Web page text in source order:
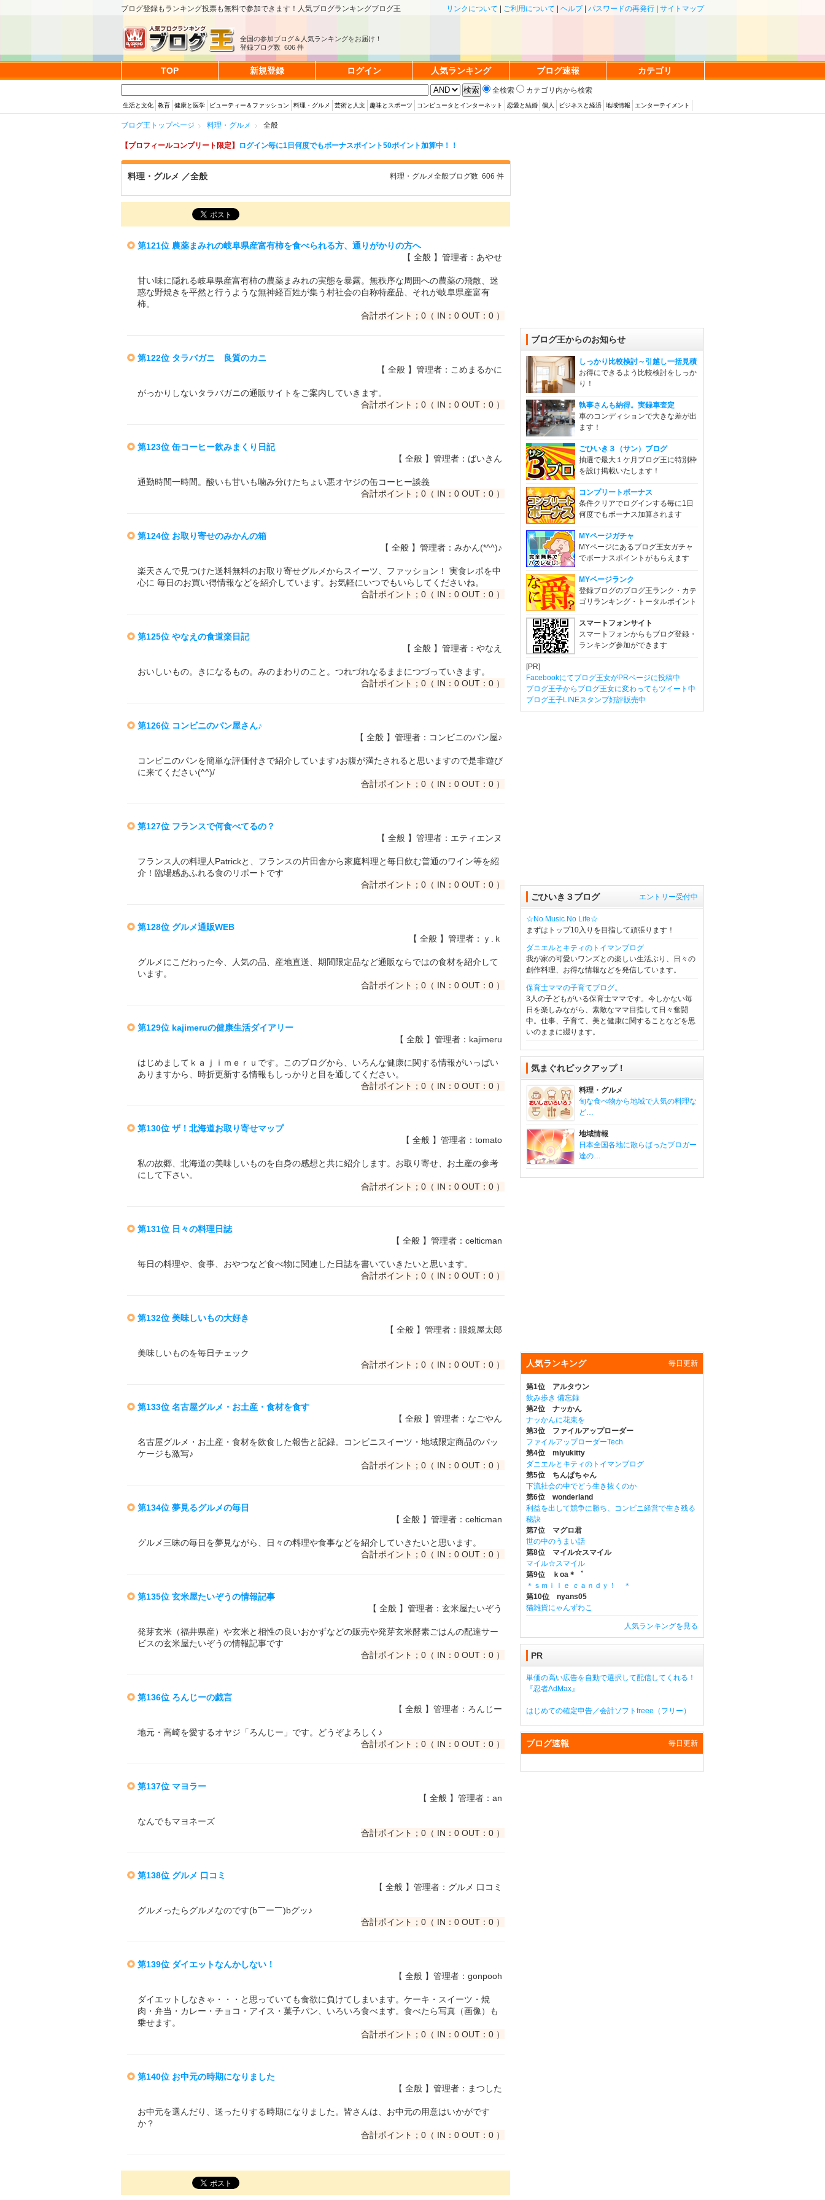
ブログ登録もランキング投票も無料で参加できます！人気ブログランキングブログ王 リンクについて ご利用について ヘルプ| パスワードの再発行 サイトマップ
全国の参加ブログ＆人気ランキングをお届け！
登録ブログ数 606 件
TOP 新規登録 ログイン 人気ランキング ブログ速報 カテゴリ
全検索 カテゴリ内から検索
生活と文化 教育 健康と医学 ビューティー＆ファッション 料理・グルメ 芸術と人文 趣味とスポーツ コンピュータとインターネット 恋愛と結婚 個人 ビジネスと経済 地域情報 エンターテイメント
ブログ王トップページ 料理・グルメ 全般
【プロフィールコンプリート限定】 ログイン毎に1日何度でもボーナスポイント50ポイント加算中！！
料理・グルメ ／全般 料理・グルメ全般ブログ数 606 件
第121位 農薬まみれの岐阜県産富有柿を食べられる方、通りがかりの方へ
【 全般 】管理者：あやせ
甘い味に隠れる岐阜県産富有柿の農薬まみれの実態を暴露。無秩序な周囲への農薬の飛散、迷
惑な野焼きを平然と行うような無神経百姓が集う村社会の自称特産品、それが岐阜県産富有
柿。
合計ポイント；0（ IN：0 OUT：0 ）
第122位 タラバガニ 良質のカニ
【 全般 】管理者：こめまるかに
がっかりしないタラバガニの通販サイトをご案内していきます。
合計ポイント；0（ IN：0 OUT：0 ）
第123位 缶コーヒー飲みまくり日記
【 全般 】管理者：ばいきん
通勤時間一時間。酸いも甘いも噛み分けたちょい悪オヤジの缶コーヒー談義
合計ポイント；0（ IN：0 OUT：0 ）
第124位 お取り寄せのみかんの箱
【 全般 】管理者：みかん(*^^)♪
楽天さんで見つけた送料無料のお取り寄せグルメからスイーツ、ファッション！ 実食レポを中
心に 毎日のお買い得情報などを紹介しています。お気軽にいつでもいらしてくださいね。
合計ポイント；0（ IN：0 OUT：0 ）
第125位 やなえの食道楽日記
【 全般 】管理者：やなえ
おいしいもの。きになるもの。みのまわりのこと。つれづれなるままにつづっていきます。
合計ポイント；0（ IN：0 OUT：0 ）
第126位 コンビニのパン屋さん♪
【 全般 】管理者：コンビニのパン屋♪
コンビニのパンを簡単な評価付きで紹介しています♪お腹が満たされると思いますので是非遊び
に来てください(^^)/
合計ポイント；0（ IN：0 OUT：0 ）
第127位 フランスで何食べてるの？
【 全般 】管理者：エティエンヌ
フランス人の料理人Patrickと、フランスの片田舎から家庭料理と毎日飲む普通のワイン等を紹
介！臨場感あふれる食のリポートです
合計ポイント；0（ IN：0 OUT：0 ）
第128位 グルメ通販WEB
【 全般 】管理者：ｙ.ｋ
グルメにこだわった今、人気の品、産地直送、期間限定品など通販ならではの食材を紹介して
います。
合計ポイント；0（ IN：0 OUT：0 ）
第129位 kajimeruの健康生活ダイアリー
【 全般 】管理者：kajimeru
はじめましてｋａｊｉｍｅｒｕです。このブログから、いろんな健康に関する情報がいっぱい
ありますから、時折更新する情報もしっかりと目を通してください。
合計ポイント；0（ IN：0 OUT：0 ）
第130位 ザ！北海道お取り寄せマップ
【 全般 】管理者：tomato
私の故郷、北海道の美味しいものを自身の感想と共に紹介します。お取り寄せ、お土産の参考
にして下さい。
合計ポイント；0（ IN：0 OUT：0 ）
第131位 日々の料理日誌
【 全般 】管理者：celticman
毎日の料理や、食事、おやつなど食べ物に関連した日誌を書いていきたいと思います。
合計ポイント；0（ IN：0 OUT：0 ）
第132位 美味しいもの大好き
【 全般 】管理者：眼鏡屋太郎
美味しいものを毎日チェック
合計ポイント；0（ IN：0 OUT：0 ）
第133位 名古屋グルメ・お土産・食材を食す
【 全般 】管理者：なごやん
名古屋グルメ・お土産・食材を飲食した報告と記録。コンビニスイーツ・地域限定商品のパッ
ケージも激写♪
合計ポイント；0（ IN：0 OUT：0 ）
第134位 夢見るグルメの毎日
【 全般 】管理者：celticman
グルメ三昧の毎日を夢見ながら、日々の料理や食事などを紹介していきたいと思います。
合計ポイント；0（ IN：0 OUT：0 ）
第135位 玄米屋たいぞうの情報記事
【 全般 】管理者：玄米屋たいぞう
発芽玄米（福井県産）や玄米と相性の良いおかずなどの販売や発芽玄米酵素ごはんの配達サー
ビスの玄米屋たいぞうの情報記事です
合計ポイント；0（ IN：0 OUT：0 ）
第136位 ろんじーの戯言
【 全般 】管理者：ろんじー
地元・高崎を愛するオヤジ「ろんじー」です。どうぞよろしく♪
合計ポイント；0（ IN：0 OUT：0 ）
第137位 マヨラー
【 全般 】管理者：an
なんでもマヨネーズ
合計ポイント；0（ IN：0 OUT：0 ）
第138位 グルメ 口コミ
【 全般 】管理者：グルメ 口コミ
グルメったらグルメなのです(b￣ー￣)bグッ♪
合計ポイント；0（ IN：0 OUT：0 ）
第139位 ダイエットなんかしない！
【 全般 】管理者：gonpooh
ダイエットしなきゃ・・・と思っていても食欲に負けてしまいます。ケーキ・スイーツ・焼
肉・弁当・カレー・チョコ・アイス・菓子パン、いろいろ食べます。食べたら写真（画像）も
乗せます。
合計ポイント；0（ IN：0 OUT：0 ）
第140位 お中元の時期になりました
【 全般 】管理者：まつした
お中元を選んだり、送ったりする時期になりました。皆さんは、お中元の用意はいかがです
か？
合計ポイント；0（ IN：0 OUT：0 ）
ブログ王からのお知らせ
しっかり比較検討～引越し一括見積
お得にできるよう比較検討をしっか
り！
執事さんも納得。実録車査定
車のコンディションで大きな差が出
ます！
ごひいき３（サン）ブログ
抽選で最大１ケ月ブログ王に特別枠
を設け掲載いたします！
コンプリートボーナス
条件クリアでログインする毎に1日
何度でもボーナス加算されます
MYページガチャ
MYページにあるブログ王女ガチャ
でボーナスポイントがもらえます
MYページランク
登録ブログのブログ王ランク・カテ
ゴリランキング・トータルポイント
スマートフォンサイト
スマートフォンからもブログ登録・
ランキング参加ができます
[PR]
Facebookにてブログ王女がPRページに投稿中
ブログ王子からブログ王女に変わってもツイート中
ブログ王子LINEスタンプ好評販売中
エントリー受付中
ごひいき３ブログ
☆No Music No Life☆
まずはトップ10入りを目指して頑張ります！
ダニエルとキティのトイマンブログ
我が家の可愛いワンズとの楽しい生活ぶり、日々の
創作料理、お得な情報などを発信しています。
保育士ママの子育てブログ。
3人の子どもがいる保育士ママです。今しかない毎
日を楽しみながら、素敵なママ目指して日々奮闘
中。仕事、子育て、美と健康に関することなどを思
いのままに綴ります。
気まぐれピックアップ！
料理・グルメ
旬な食べ物から地域で人気の料理な
ど…
地域情報
日本全国各地に散らばったブロガー
達の…
毎日更新
人気ランキング
第1位 アルタウン
飲み歩き 備忘録
第2位 ナッかん
ナッかんに花束を
第3位 ファイルアップローダー
ファイルアップローダーTech
第4位 miyukitty
ダニエルとキティのトイマンブログ
第5位 ちんぱちゃん
下流社会の中でどう生き抜くのか
第6位 wonderland
利益を出して競争に勝ち、コンビニ経営で生き残る
秘訣
第7位 マグロ君
世の中のうまい話
第8位 マイル☆スマイル
マイル☆スマイル
第9位 ｋoa＊゜
＊ｓｍｉｌｅ ｃａｎｄｙ！ ＊
第10位 nyans05
猫雑貨にゃんずわこ
人気ランキングを見る
PR
単価の高い広告を自動で選択して配信してくれる！
『忍者AdMax』
はじめての確定申告／会計ソフトfreee（フリー）
毎日更新
ブログ速報